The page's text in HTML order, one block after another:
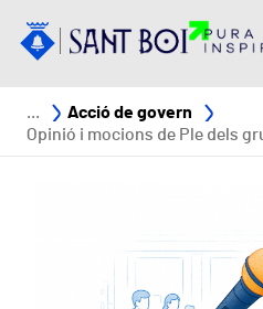
Fil d'ariadna
Acció de govern
Opinió i mocions de Ple dels